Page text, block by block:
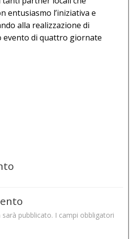
entusiasmo l’iniziativa e
alla realizzazione di
evento di quattro giornate
pubblicato. I campi obbligatori